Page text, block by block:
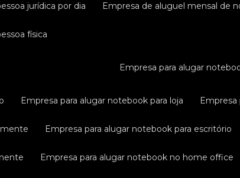
jurídica por dia empresa de aluguel mensal de
física
empresa para alugar
empresa para alugar notebook para loja
empresa para alugar notebook para escritório
empresa para alugar notebook no home office